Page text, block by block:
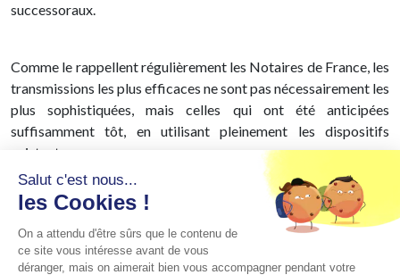
successoraux.
Comme le rappellent régulièrement les Notaires de France, les
transmissions les plus efficaces ne sont pas nécessairement les
plus sophistiquées, mais celles qui ont été anticipées
suffisamment tôt, en utilisant pleinement les dispositifs
existants.
Salut c'est nous...
les Cookies !
On a attendu d'être sûrs que le contenu de
ce site vous intéresse avant de vous
déranger, mais on aimerait bien vous accompagner pendant votre